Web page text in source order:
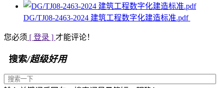
DG/TJ08-2463-2024 建筑工程数字化建造标准.pdf
您必须 [ 登录 ] 才能评论！
搜索/超级好用